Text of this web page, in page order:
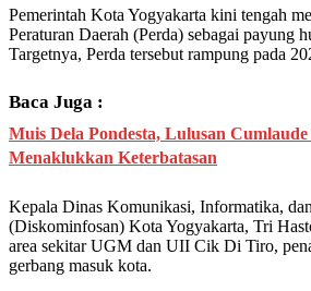
Pemerintah Kota Yogyakarta kini tengah
Peraturan Daerah (Perda) sebagai payung
Targetnya, Perda tersebut rampung pada
Baca Juga :
Muis Dela Pondesta, Lulusan
Menaklukkan Keterbatasan
Kepala Dinas Komunikasi, Informatika,
(Diskominfosan) Kota Yogyakarta, Tri
area sekitar UGM dan UII Cik Di Tiro,
gerbang masuk kota.